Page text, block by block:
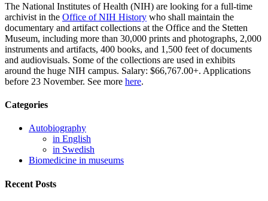
The National Institutes of Health (NIH) are looking for a full-time
archivist in the Office of NIH History who shall maintain the
documentary and artifact collections at the Office and the Stetten
Museum, including more than 30,000 prints and photographs, 2,000
instruments and artifacts, 400 books, and 1,500 feet of documents
and audiovisuals. Some of the collections are used in exhibits
around the huge NIH campus. Salary: $66,767.00+. Applications
before 23 November. See more here.
Categories
Autobiography
in English
in Swedish
Biomedicine in museums
Recent Posts